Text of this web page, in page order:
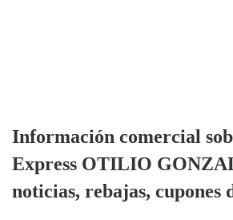
Información comercial
Express OTILIO
noticias, rebajas, cupones